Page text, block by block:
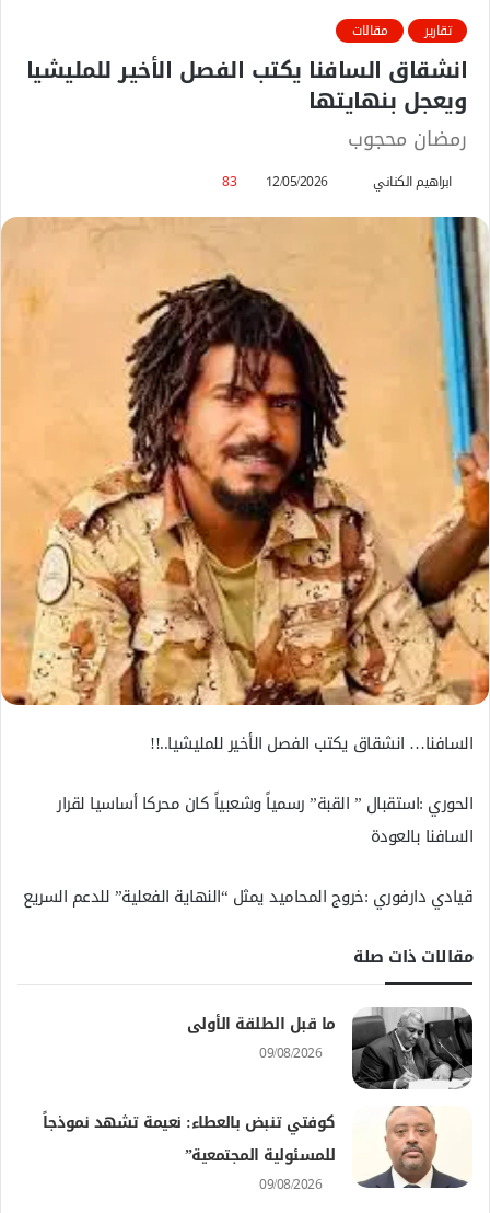
تقارير مقالات
انشقاق السافنا يكتب الفصل الأخير للمليشيا
ويعجل بنهايتها
رمضان محجوب
ابراهيم الكناني
ت
ر
و
ن
ي
ا
12/05/2026
83
السافنا… انشقاق يكتب الفصل الأخير للمليشيا..!!
الحوري :استقبال ” القبة” رسمياً وشعبياً كان محركا أساسيا لقرار
السافنا بالعودة
قيادي دارفوري :خروج المحاميد يمثل “النهاية الفعلية” للدعم السريع
مقالات ذات صلة
ما قبل الطلقة الأولى
09/08/2026
كوفتي تنبض بالعطاء: نعيمة تشهد نموذجاً
للمسئولية المجتمعية”
09/08/2026